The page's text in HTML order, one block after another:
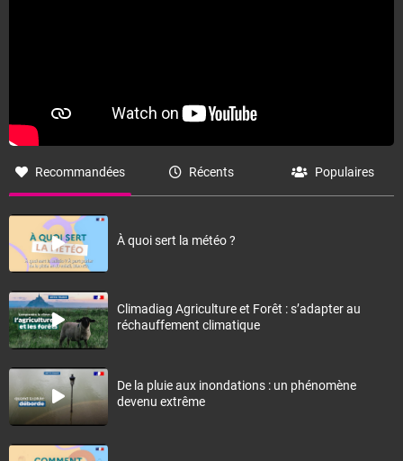
Recommandées Récents Populaires
À quoi sert la météo ?
Climadiag Agriculture et Forêt : s’adapter au
réchauffement climatique
De la pluie aux inondations : un phénomène
devenu extrême